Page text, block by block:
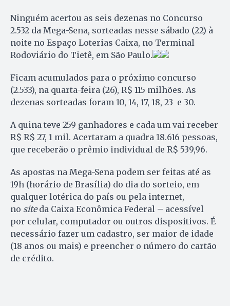
Ninguém acertou as seis dezenas no Concurso
2.532 da Mega-Sena, sorteadas nesse sábado (22) à
noite no Espaço Loterias Caixa, no Terminal
Rodoviário do Tietê, em São Paulo.
Ficam acumulados para o próximo concurso
(2.533), na quarta-feira (26), R$ 115 milhões. As
dezenas sorteadas foram 10, 14, 17, 18, 23 e 30.
A quina teve 259 ganhadores e cada um vai receber
R$ R$ 27, 1 mil. Acertaram a quadra 18.616 pessoas,
que receberão o prêmio individual de R$ 539,96.
As apostas na Mega-Sena podem ser feitas até as
19h (horário de Brasília) do dia do sorteio, em
qualquer lotérica do país ou pela internet,
no siteda Caixa Econômica Federal – acessível
por celular, computador ou outros dispositivos. É
necessário fazer um cadastro, ser maior de idade
(18 anos ou mais) e preencher o número do cartão
de crédito.